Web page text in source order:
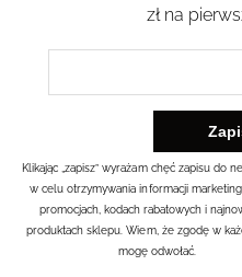
zł na
Klikając „zapisz” wyrażam chęć zapisu do
w celu otrzymywania informacji
promocjach, kodach rabatowych i
produktach sklepu. Wiem, że zgodę w
mogę odwołać.